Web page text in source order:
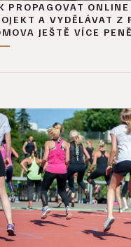
PROPAGOVAT ONLINE
A VYDĚLÁVAT Z
JEŠTĚ VÍCE